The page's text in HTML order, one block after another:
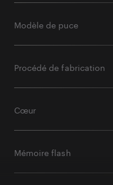
Clé non extractible
Uniquement des
Modèle de puce
Procédé de fabrication
Cœur
Mémoire flash